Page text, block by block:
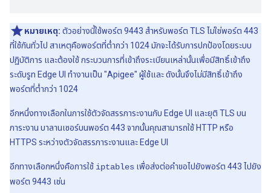
หมายเหตุ: ตัวอย่างนี้ใช้พอร์ต 9443 สำหรับพอร์ต TLS ไม่ใช่พอร์ต 443
ที่ใช้กันทั่วไป สาเหตุคือพอร์ตที่ต่ำกว่า 1024 มักจะได้รับการปกป้องโดยระบบ
ปฏิบัติการ และต้องใช้ กระบวนการที่เข้าถึงระเบียนเหล่านั้นเพื่อมีสิทธิ์เข้าถึง
ระดับรูท Edge UI ทำงานเป็น "Apigee" ผู้ใช้และ ดังนั้นจึงไม่มีสิทธิ์เข้าถึง
พอร์ตที่ต่ำกว่า 1024
อีกหนึ่งทางเลือกในการใช้ตัวจัดสรรภาระงานกับ Edge UI และยุติ TLS บน
ภาระงาน บาลานเซอร์บนพอร์ต 443 จากนั้นคุณสามารถใช้ HTTP หรือ
HTTPS ระหว่างตัวจัดสรรภาระงานและ Edge UI
อีกทางเลือกหนึ่งคือการใช้ iptables เพื่อส่งต่อคำขอไปยังพอร์ต 443 ไปยัง
พอร์ต 9443 เช่น